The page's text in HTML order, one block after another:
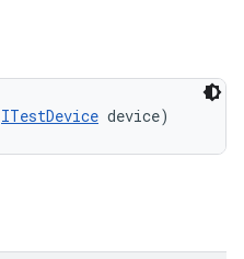
ITestDevice device)